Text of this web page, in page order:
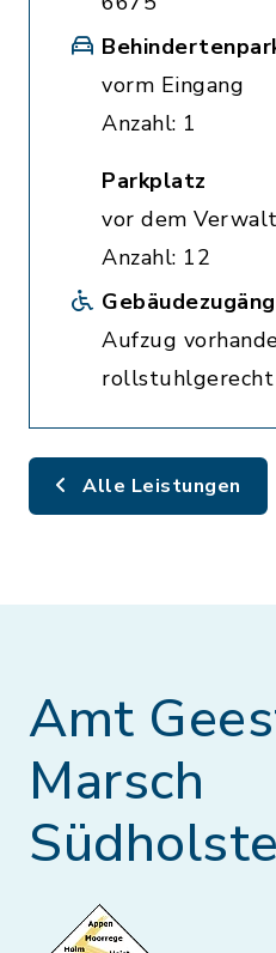
vorm Eingang
Anzahl: 1
Parkplatz
vor dem
Anzahl: 12
Aufzug
rollstuhlgerecht
Alle Leistungen
Amt
Marsch